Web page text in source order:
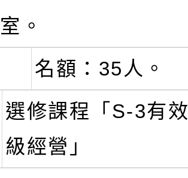
室。
名額：35人。
選修課程「S-3有
級經營」